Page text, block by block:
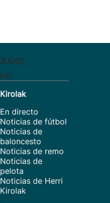
Kirolak
En directo
Noticias de fútbol
Noticias de
baloncesto
Noticias de remo
Noticias de
pelota
Noticias de Herri
Kirolak